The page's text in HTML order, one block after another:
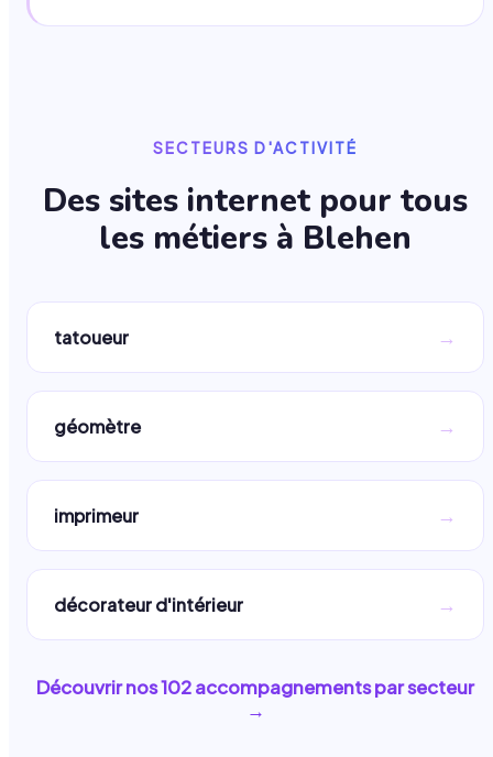
SECTEURS D'ACTIVITÉ
Des sites internet pour tous
les métiers à Blehen
tatoueur →
géomètre →
imprimeur →
décorateur d'intérieur →
Découvrir nos102accompagnements par secteur
→